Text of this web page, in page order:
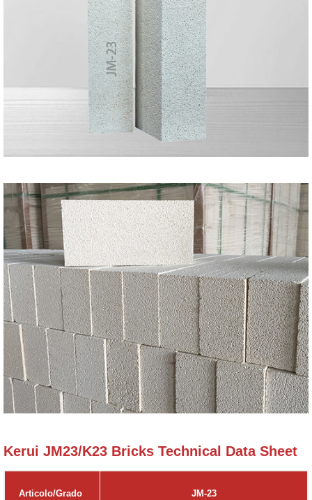
Kerui JM23/K23 Bricks Technical Data Sheet
Articolo/Grado JM-23